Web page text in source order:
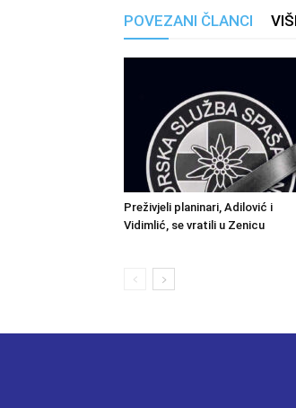
POVEZANI ČLANCI
Preživjeli planinari, Adilović i
Vidimlić, se vratili u Zenicu